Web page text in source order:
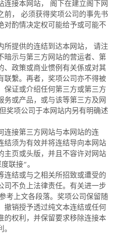
连接本网站， 阁下在建立阁下网
前， 必须获得奖项公司的事先书
对酌情决定权可能给予或可能不
所提供的连结到达本网站， 请注
暗示与第三方网站的营运者、第
、政策或商业惯例有关係或对其
联繫。再者，奖项公司亦不得被
保证或介绍任何第三方或第三方
务或产品，或与该等第三方及网
奖项公司于本网站内另有明确述
连接第三方网站与本网站的连
结须为有效并将连结导向本网站
主页或头版，并且不容许对网站
联接”。
连结或与之相关所招致或遭受的
司不负上法律责任。有关进一步
考上文各段落。奖项公司保留随
撤销授予透过纯文本连结或任何
的权利，并保留要求移除连接本